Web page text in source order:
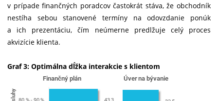
v prípade finančných poradcov častokrát stáva, že obchodník
nestíha sebou stanovené termíny na odovzdanie ponúk
a ich prezentáciu, čím neúmerne predlžuje celý proces
akvizície klienta.
Graf 3: Optimálna dĺžka interakcie s klientom